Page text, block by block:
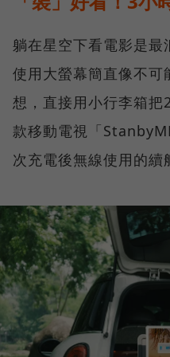
躺在星空下看電影是最
使用大螢幕簡直像不可
想，直接用小行李箱
款移動電視「
次充電後無線使用的續